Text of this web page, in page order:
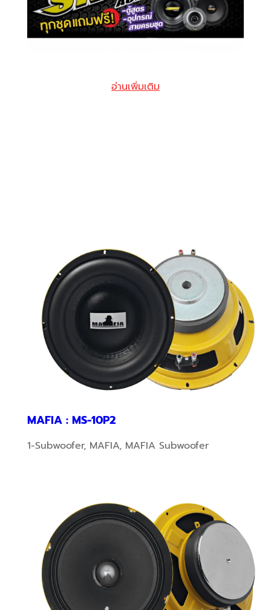
อ่านเพิ่มเติม
MAFIA : MS-10P2
1-Subwoofer, MAFIA, MAFIA Subwoofer